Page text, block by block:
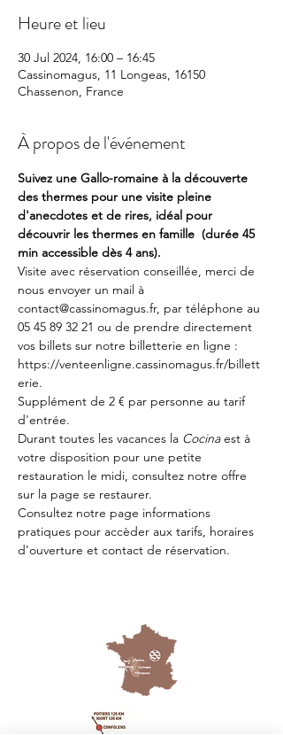
Heure et lieu
30 Jul 2024, 16:00 – 16:45
Cassinomagus, 11 Longeas, 16150
Chassenon, France
À propos de l'événement
Suivez une Gallo-romaine à la découverte
des thermes pour une visite pleine
d'anecdotes et de rires, idéal pour
découvrir les thermes en famille  (durée 45
min accessible dès 4 ans).
Visite avec réservation conseillée, merci de
nous envoyer un mail à
contact@cassinomagus.fr, par téléphone au
05 45 89 32 21 ou de prendre directement
vos billets sur notre billetterie en ligne :
https://venteenligne.cassinomagus.fr/billett
erie.
Supplément de 2 € par personne au tarif
d'entrée.
Durant toutes les vacances la Cocina est à
votre disposition pour une petite
restauration le midi, consultez notre offre
sur la page se restaurer.
Consultez notre page informations
pratiques pour accèder aux tarifs, horaires
d'ouverture et contact de réservation.